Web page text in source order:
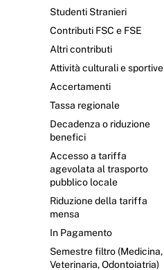
Studenti Stranieri
Contributi FSC e FSE
Altri contributi
Attività culturali e sportive
Accertamenti
Tassa regionale
Decadenza o riduzione
benefici
Accesso a tariffa
agevolata al trasporto
pubblico locale
Riduzione della tariffa
mensa
In Pagamento
Semestre filtro (Medicina,
Veterinaria, Odontoiatria)